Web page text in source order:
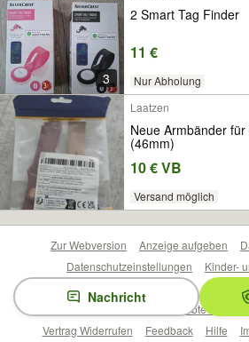
3
2 Smart Tag Finder
11 €
Nur Abholung
Laatzen
Neue Armbänder
(46mm)
10 € VB
Versand möglich
Nachricht
Zur Webversion Anzeige aufgeben
Datenschutzeinstellungen
Kinder-
Barrierefreiheitserklärung
Beliebte Suchen
Vertrag Widerrufen
Feedback Hilfe